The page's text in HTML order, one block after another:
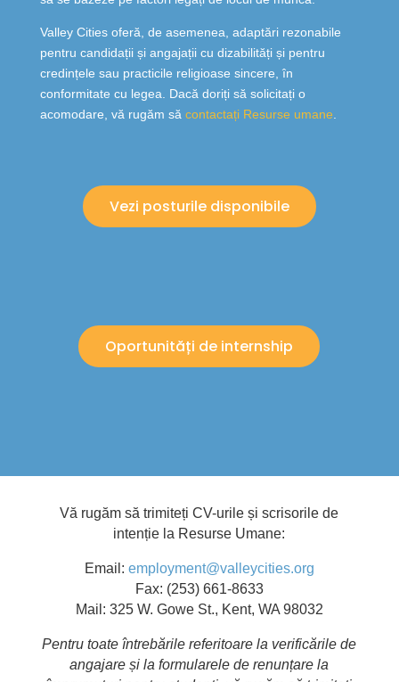
Valley Cities oferă, de asemenea, adaptări rezonabile
pentru candidații și angajații cu dizabilități și pentru
credințele sau practicile religioase sincere, în
conformitate cu legea. Dacă doriți să solicitați o
acomodare, vă rugăm să contactați Resurse umane
Vezi posturile disponibile
Oportunități de internship
Vă rugăm să trimiteți CV-urile și scrisorile de
intenție la Resurse Umane:
Email: employment@valleycities.org
Fax: (253) 661-8633
Mail: 325 W. Gowe St., Kent, WA 98032
Pentru toate întrebările referitoare la verificările de
angajare și la formularele de renunțare la